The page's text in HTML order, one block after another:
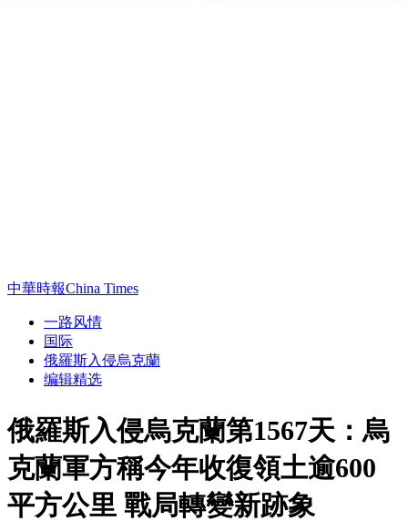
中華時報China Times
一路风情
国际
俄羅斯入侵烏克蘭
编辑精选
俄羅斯入侵烏克蘭第1567天：烏
克蘭軍方稱今年收復領土逾600
平方公里 戰局轉變新跡象